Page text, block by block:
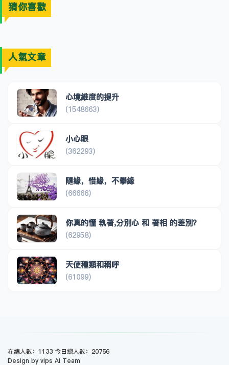
猜你喜歡
人氣文章
心境維度的提升
(1548663)
小心眼
(362293)
隨緣，惜緣，不攀緣
(66666)
你真的懂 執著,分別心 和 著相 的差別？
(62958)
天使種類和稱呼
(61099)
在線人數：1133 今日總人數：20756
Design by vips Ai Team